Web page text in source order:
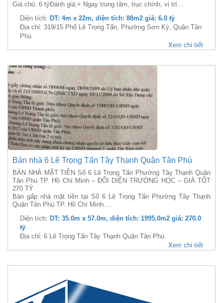
Giá chủ: 6 tỷĐánh giá:+ Ngay trung tâm, trục chính, vị trí...
Diện tích: DT: 4m x 22m, diện tích: 88m2 giá: 6.0 tỷ
Địa chỉ: 319/15 Phố Lê Trọng Tấn, Phường Sơn Kỳ, Quận Tân
Phú
Xem chi tiết
Bán nhà 6 Lê Trọng Tấn Tây Thạnh Quận Tân Phú
BÁN NHÀ MẶT TIỀN Số 6 Lê Trọng Tấn Phường Tây Thạnh Quận
Tân Phú TP. Hồ Chí Minh – ĐỐI DIỆN TRƯỜNG HỌC – GIÁ TỐT
270 TỶ
Bán gấp nhà mặt tiền tại Số 6 Lê Trọng Tấn Phường Tây Thạnh
Quận Tân Phú TP. Hồ Chí Minh....
Diện tích: DT: 35.0m x 57.0m, diện tích: 1995.0m2 giá: 270.0
tỷ
Địa chỉ: 6 Lê Trọng Tấn Tây Thạnh Quận Tân Phú
Xem chi tiết